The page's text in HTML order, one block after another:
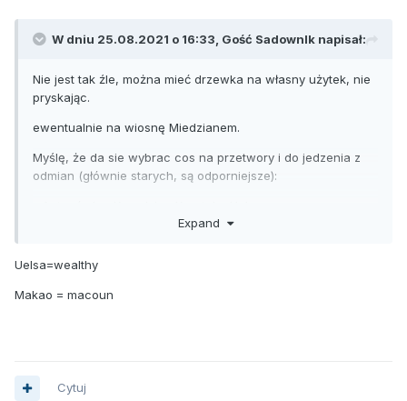
W dniu 25.08.2021 o 16:33, Gość SadownIk napisał:
Nie jest tak źle, można mieć drzewka na własny użytek, nie
pryskając.
ewentualnie na wiosnę Miedzianem.
Myślę, że da sie wybrac cos na przetwory i do jedzenia z
odmian (głównie starych, są odporniejsze):
Ziemia jak jest w miarę dobra to posadzić w duże dołki, dać
też wsypać ziemi kompostowej.
Znam sad który jest nie pryskany w ogóle, a np Krąselska
Expand
Uelsa=wealthy
Makao = macoun
Cytuj